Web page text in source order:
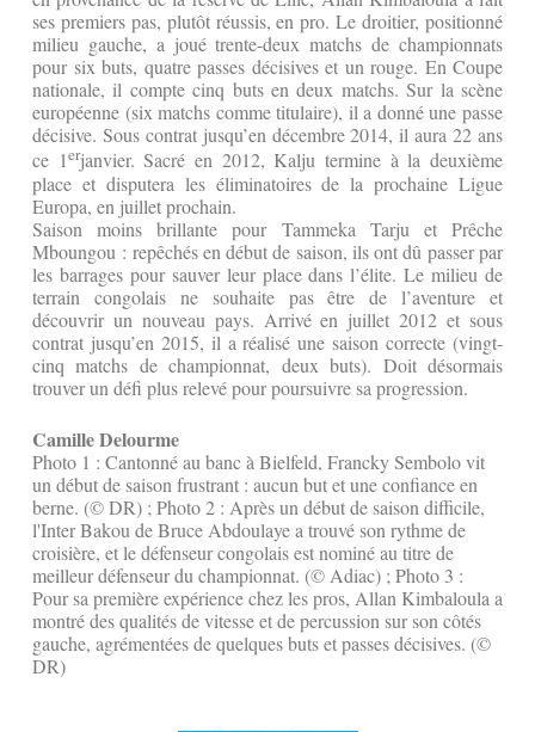
ses premiers pas, plutôt réussis, en pro. Le droitier, positionné
milieu gauche, a joué trente-deux matchs de championnats
pour six buts, quatre passes décisives et un rouge. En Coupe
nationale, il compte cinq buts en deux matchs. Sur la scène
européenne (six matchs comme titulaire), il a donné une passe
décisive. Sous contrat jusqu’en décembre 2014, il aura 22 ans
ce 1erjanvier. Sacré en 2012, Kalju termine à la deuxième
place et disputera les éliminatoires de la prochaine Ligue
Europa, en juillet prochain.
Saison moins brillante pour Tammeka Tarju et Prêche
Mboungou : repêchés en début de saison, ils ont dû passer par
les barrages pour sauver leur place dans l’élite. Le milieu de
terrain congolais ne souhaite pas être de l’aventure et
découvrir un nouveau pays. Arrivé en juillet 2012 et sous
contrat jusqu’en 2015, il a réalisé une saison correcte (vingt-
cinq matchs de championnat, deux buts). Doit désormais
trouver un défi plus relevé pour poursuivre sa progression.
Camille Delourme
Photo 1 : Cantonné au banc à Bielfeld, Francky Sembolo vit
un début de saison frustrant : aucun but et une confiance en
berne. (© DR) ; Photo 2 : Après un début de saison difficile,
l'Inter Bakou de Bruce Abdoulaye a trouvé son rythme de
croisière, et le défenseur congolais est nominé au titre de
meilleur défenseur du championnat. (© Adiac) ; Photo 3 :
Pour sa première expérience chez les pros, Allan Kimbaloula a
montré des qualités de vitesse et de percussion sur son côtés
gauche, agrémentées de quelques buts et passes décisives. (©
DR)